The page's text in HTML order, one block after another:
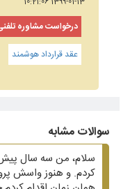
درخواست مشاوره
عقد قرارداد هوشمند
سوالات مشابه
سلام، من سه سال
کردم. و هنوز واسش